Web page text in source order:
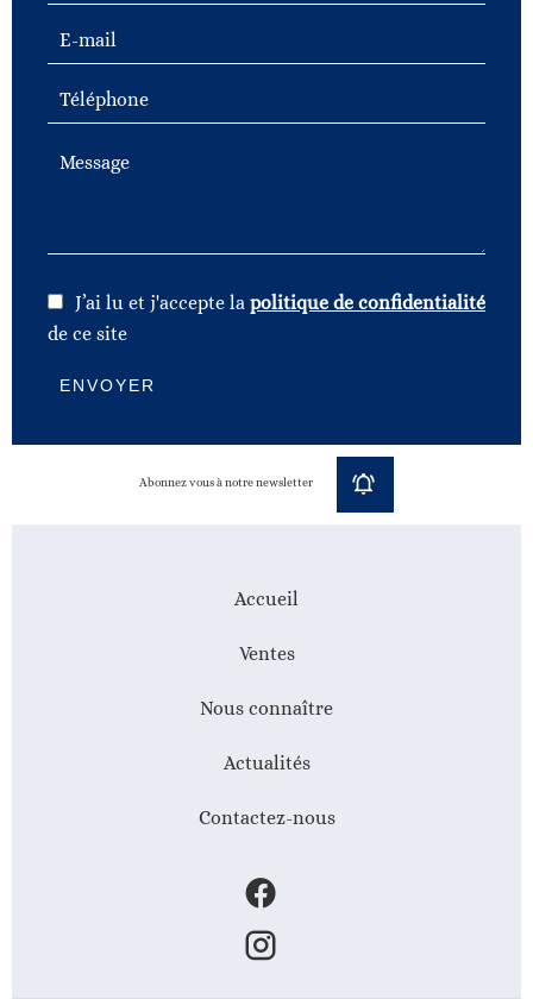
J’ai lu et j'accepte la politique de confidentialité
de ce site
ENVOYER
Abonnez vous à notre newsletter
Accueil
Ventes
Nous connaître
Actualités
Contactez-nous